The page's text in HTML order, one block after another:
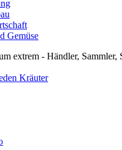
Gemüse
extrem - Händler, Sammler,
Kräuter